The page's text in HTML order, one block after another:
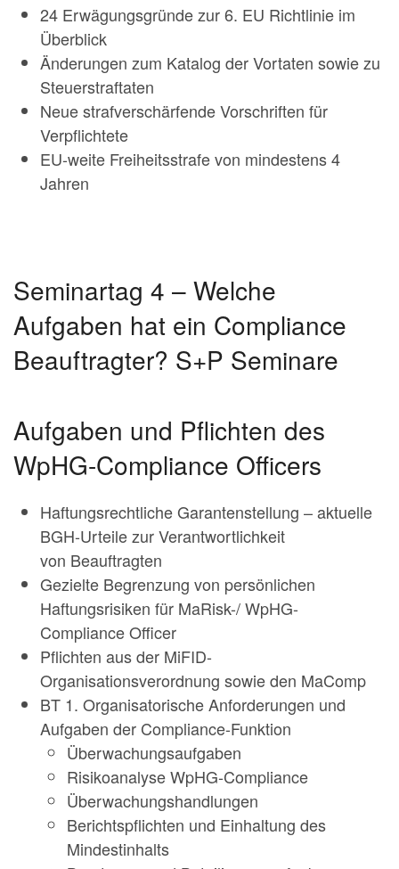
24 Erwägungsgründe zur 6. EU Richtlinie im
Überblick
Änderungen zum Katalog der Vortaten sowie zu
Steuerstraftaten
Neue strafverschärfende Vorschriften für
Verpflichtete
EU-weite Freiheitsstrafe von mindestens 4
Jahren
Seminartag 4 – Welche
Aufgaben hat ein Compliance
Beauftragter? S+P Seminare
Aufgaben und Pflichten des
WpHG-Compliance Officers
Haftungsrechtliche Garantenstellung – aktuelle
BGH-Urteile zur Verantwortlichkeit
von Beauftragten
Gezielte Begrenzung von persönlichen
Haftungsrisiken für MaRisk-/ WpHG-
Compliance Officer
Pflichten aus der MiFID-
Organisationsverordnung sowie den MaComp
BT 1. Organisatorische Anforderungen und
Aufgaben der Compliance-Funktion
Überwachungsaufgaben
Risikoanalyse WpHG-Compliance
Überwachungshandlungen
Berichtspflichten und Einhaltung des
Mindestinhalts